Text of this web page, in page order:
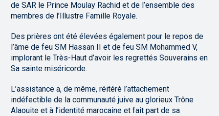
de SAR le Prince Moulay Rachid et de l’ensemble des
membres de l’Illustre Famille Royale.
Des prières ont été élevées également pour le repos de
l’âme de feu SM Hassan II et de feu SM Mohammed V,
implorant le Très-Haut d’avoir les regrettés Souverains en
Sa sainte miséricorde.
L’assistance a, de même, réitéré l’attachement
indéfectible de la communauté juive au glorieux Trône
Alaouite et à l’identité marocaine et fait part de sa